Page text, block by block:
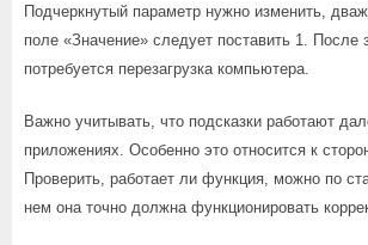
Подчеркнутый параметр нужно изменить,
поле «Значение» следует поставить 1. После
потребуется перезагрузка компьютера.
Важно учитывать, что подсказки работают
приложениях. Особенно это относится к
Проверить, работает ли функция, можно по
нем она точно должна функционировать